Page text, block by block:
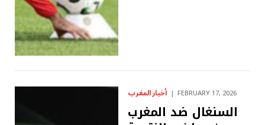
أخبار المغرب FEBRUARY 17, 2026
السنغال ضد المغرب